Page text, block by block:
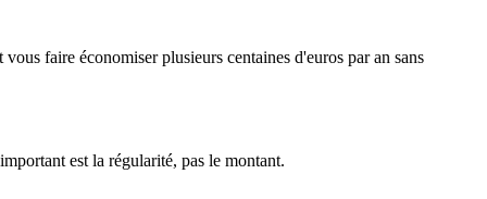
faire économiser plusieurs centaines d'euros par an sans
est la régularité, pas le montant.